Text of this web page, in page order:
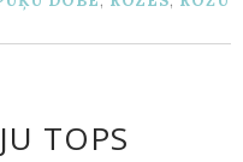
TOPS